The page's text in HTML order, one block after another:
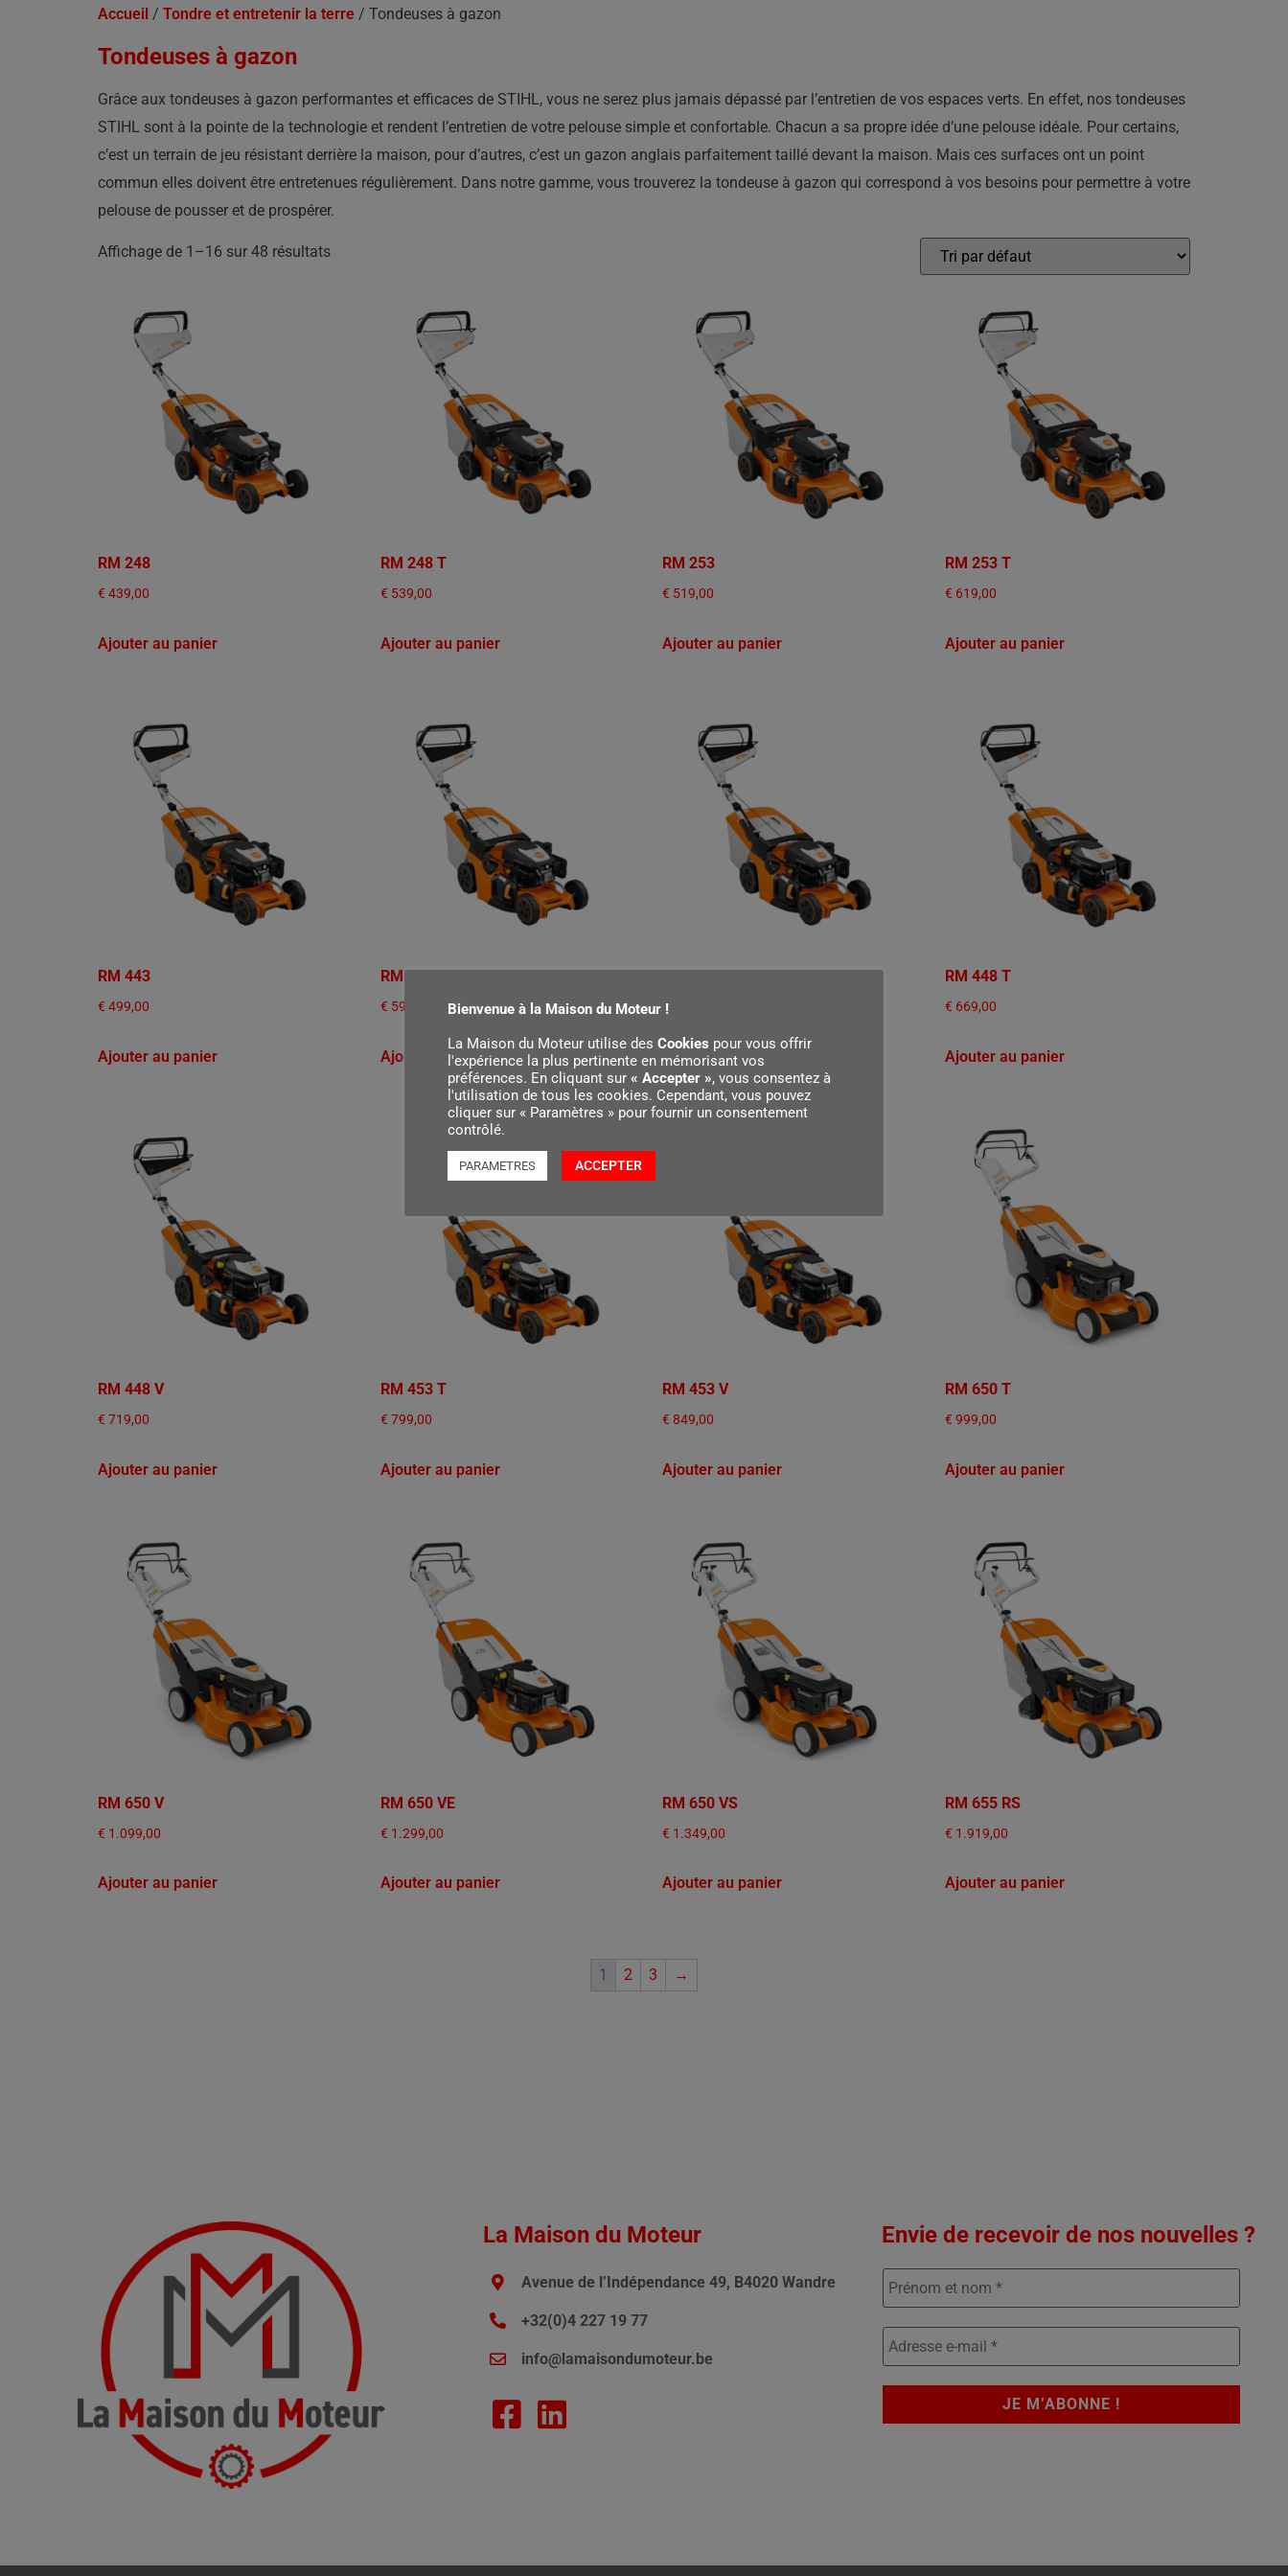
Accueil / Tondre et entretenir la terre / Tondeuses à gazon
Tondeuses à gazon
Grâce aux tondeuses à gazon performantes et efficaces de STIHL, vous ne serez plus jamais dépassé par l’entretien de vos espaces verts. En effet, nos tondeuses
STIHL sont à la pointe de la technologie et rendent l’entretien de votre pelouse simple et confortable. Chacun a sa propre idée d’une pelouse idéale. Pour certains,
c’est un terrain de jeu résistant derrière la maison, pour d’autres, c’est un gazon anglais parfaitement taillé devant la maison. Mais ces surfaces ont un point
commun elles doivent être entretenues régulièrement. Dans notre gamme, vous trouverez la tondeuse à gazon qui correspond à vos besoins pour permettre à votre
pelouse de pousser et de prospérer.
Affichage de 1–16 sur 48 résultats
RM 248
€ 439,00
Ajouter au panier
RM 248 T
€ 539,00
Ajouter au panier
RM 253
€ 519,00
Ajouter au panier
RM 253 T
€ 619,00
Ajouter au panier
RM 443
€ 499,00
Ajouter au panier
RM 443 T
€ 599,00
Ajouter au panier
€
Ajouter au panier
RM 448 T
€ 669,00
Ajouter au panier
RM 448 V
€ 719,00
Ajouter au panier
RM 453 T
€ 799,00
Ajouter au panier
RM 453 V
€ 849,00
Ajouter au panier
RM 650 T
€ 999,00
Ajouter au panier
RM 650 V
€ 1.099,00
Ajouter au panier
RM 650 VE
€ 1.299,00
Ajouter au panier
RM 650 VS
€ 1.349,00
Ajouter au panier
RM 655 RS
€ 1.919,00
Ajouter au panier
1 2 3 →
La Maison du Moteur
Avenue de l’Indépendance 49, B4020 Wandre
+32(0)4 227 19 77
info@lamaisondumoteur.be
Envie de recevoir de nos nouvelles ?
Bienvenue à la Maison du Moteur !
La Maison du Moteur utilise des Cookies pour vous offrir
l'expérience la plus pertinente en mémorisant vos
préférences. En cliquant sur « Accepter », vous consentez à
l'utilisation de tous les cookies. Cependant, vous pouvez
cliquer sur « Paramètres » pour fournir un consentement
contrôlé.
PARAMETRES ACCEPTER